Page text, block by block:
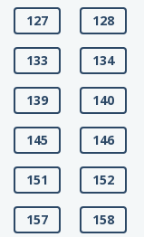
127 128
133 134
139 140
145 146
151 152
157 158